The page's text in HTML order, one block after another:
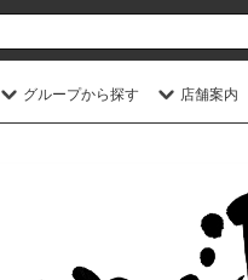
グループから探す 店舗案内